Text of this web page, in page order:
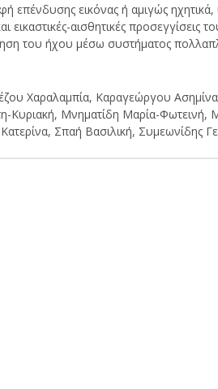
επένδυσης εικόνας ή αμιγώς ηχητικά,
αισθητικές προσεγγίσεις
του ήχου μέσω συστήματος
Χαραλαμπία, Καραγεώργου Ασημίνα-
Κυριακή, Μνηματίδη Μαρία-Φωτεινή,
Σπαή Βασιλική, Συμεωνίδης